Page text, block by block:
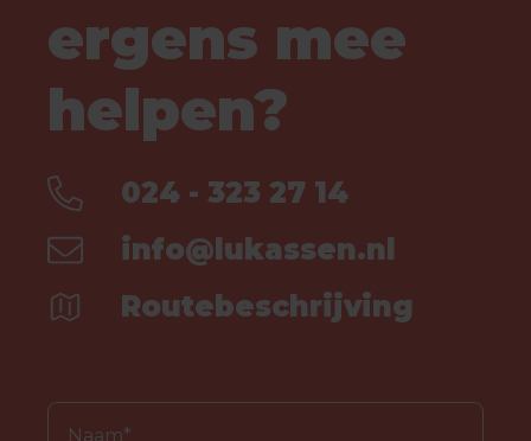
ergens mee
helpen?
024 - 323 27 14
info@lukassen.nl
Routebeschrijving